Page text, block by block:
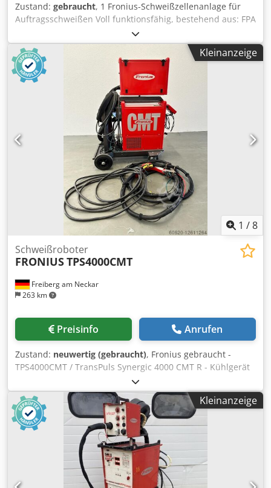
Zustand: gebraucht, 1 Fronius-Schweißzellenanlage für
Auftragsschweißen Voll funktionsfähig, bestehend aus: FPA
9000 Digitales Systemsteuergerät Crodpfx Agszquk Nsmof
Komplett mit PA9000-RC Fernbedienung Software für Loch-
zu-Loch-Positionierung 1 TT 5000 DC 500 Ampere WIG-
Schweißgerät 1 TT 2200 DC 220 Ampere HW-Schweißgerät
1 2.000 mm x 1.000 mm Kreuztisch 1 KD1500 WIG-
Drahtvorschub 1 Standard-Schwenkkopf-Schweißbrenner
für Einzeldrähte Komplett mit allen zugehörigen
Anschlusskabeln und Schlauchpaketen 1 10-Tonnen-
Drehtisch 1 Schwerlast-Säulen- und Auslegersystem (4x3)
Kann optional mit einem 3-Tonnen-Hohlspindelkopf für
horizontale Auftragsschweißung geliefert und integriert
werden. TPS kann bei Bedarf eine zusätzliche Installation
weltweit separat anbieten.
Kleinanzeige
1 /8
Freiberg am Neckar
263 km
Schweißroboter
FRONIUSTPS4000CMT
Preisinfo Anrufen
Zustand: neuwertig (gebraucht), Fronius gebraucht -
TPS4000CMT / TransPuls Synergic 4000 CMT R - Kühlgerät
FK4000-RFC (4,045,837,632) wassergekühlt - RCU5000i
Fernbedienung Univ.SD (4,046,098) - VR7000 CMT R
(4,045,963,000 - Winkelgeber CMT (43,0001,1219) mit
Roboterschlauchpaket kPL Robacta Crjdpfx Aspa N Aajgmsf
- Interface Interbus Rugged Line(4,045,885) (wahlweise
auch Profibus und Profinet-Anschlüsse Verfügbar)
Kleinanzeige